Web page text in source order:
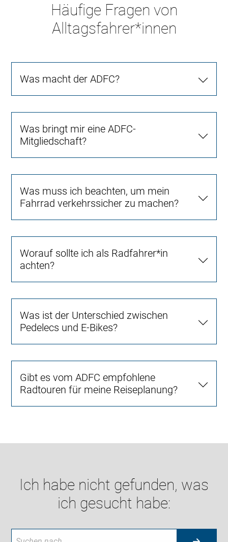
Häufige Fragen von
Alltagsfahrer*innen
Was macht der ADFC?
Was bringt mir eine ADFC-
Mitgliedschaft?
Was muss ich beachten, um mein
Fahrrad verkehrssicher zu machen?
Worauf sollte ich als Radfahrer*in
achten?
Was ist der Unterschied zwischen
Pedelecs und E-Bikes?
Gibt es vom ADFC empfohlene
Radtouren für meine Reiseplanung?
Ich habe nicht gefunden, was
ich gesucht habe: